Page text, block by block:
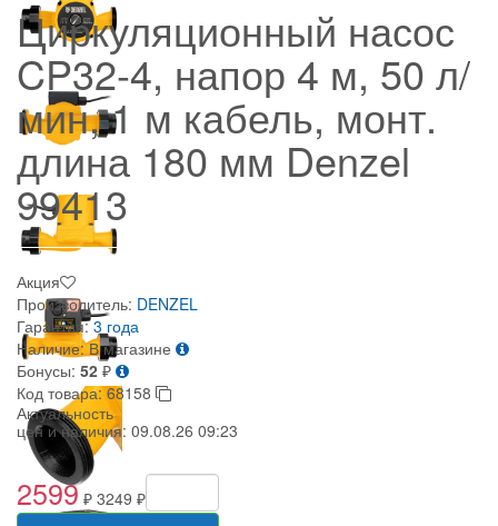
Циркуляционный насос
CP32-4, напор 4 м, 50 л/
мин, 1 м кабель, монт.
длина 180 мм Denzel
99413
Акция
Производитель: DENZEL
Гарантия: 3 года
Наличие: В магазине
Бонусы: 52 ₽
Код товара:68158
Актуальность
цен и наличия: 09.08.26 09:23
2599 ₽ 3249 ₽